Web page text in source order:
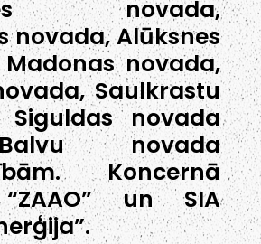
novada,
novada, Alūksnes
novada,
Saulkrastu
Siguldas novada
novada
Koncernā
un SIA